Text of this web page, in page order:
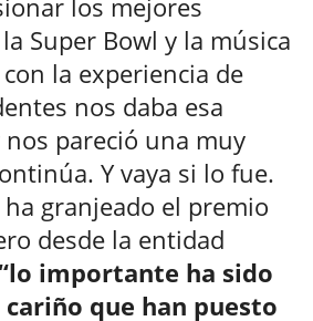
Super Bowl y la música
la experiencia de
nos daba esa
pareció una muy
Y vaya si lo fue.
granjeado el premio
desde la entidad
importante ha sido
que han puesto